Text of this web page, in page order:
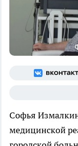
Софья
медицинской